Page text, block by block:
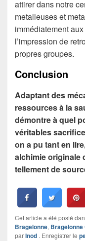
attirer dans notre
metalleuses et
immédiatement
l’impression de
propres groupes.
Conclusion
Adaptant des
ressources à la
démontre à quel
véritables
on a pu tant en
alchimie originale
tellement de
Cet article a été posté
Bragelonne, Bragelonne
parInod . Enregistrer le